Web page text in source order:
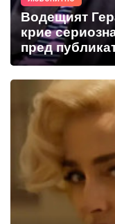
Водещият
крие
пред